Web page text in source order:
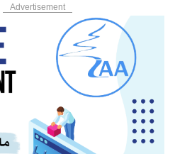
Advertisement